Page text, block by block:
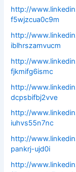
http://
f5wjzcua0c9m
http://
iblhrszamvucm
http://
fjkmifg6ismc
http://
dcpsbifbj2vve
http://
iuhvs55n7nc
http://
pankrj-ujd0i
http://